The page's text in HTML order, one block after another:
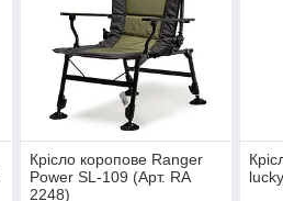
Крiсло коропове Ranger
Рower SL-109 (Арт. RA
2248)